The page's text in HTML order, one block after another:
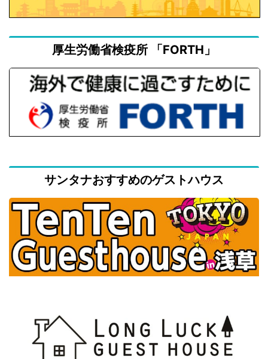
厚生労働省検疫所 「FORTH」
サンタナおすすめのゲストハウス